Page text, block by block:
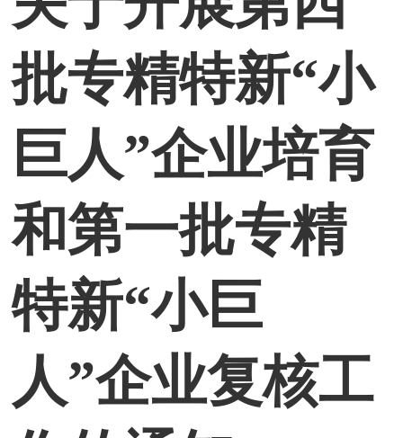
批专精特新“小
巨人”企业培育
和第一批专精
特新“小巨
人”企业复核工